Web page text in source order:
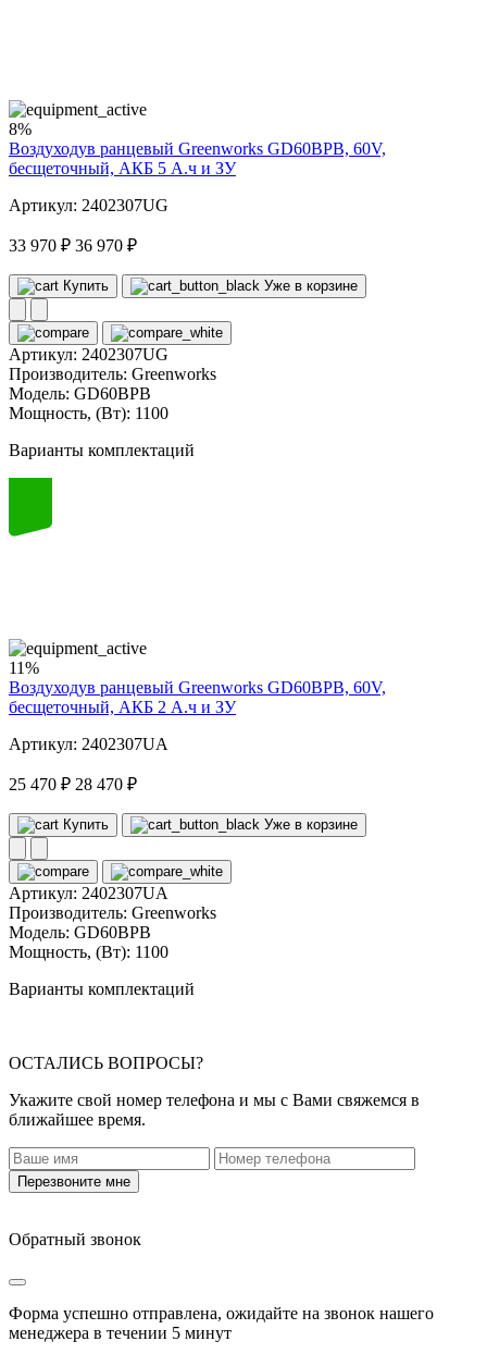
8%
Воздуходув ранцевый Greenworks GD60BPB, 60V,
бесщеточный, АКБ 5 А.ч и ЗУ
Артикул: 2402307UG
33 970 ₽ 36 970 ₽
Купить Уже в корзине
Артикул: 2402307UG
Производитель: Greenworks
Модель: GD60BPB
Мощность, (Вт): 1100
Варианты комплектаций
11%
Воздуходув ранцевый Greenworks GD60BPB, 60V,
бесщеточный, АКБ 2 А.ч и ЗУ
Артикул: 2402307UA
25 470 ₽ 28 470 ₽
Купить Уже в корзине
Артикул: 2402307UA
Производитель: Greenworks
Модель: GD60BPB
Мощность, (Вт): 1100
Варианты комплектаций
ОСТАЛИСЬ ВОПРОСЫ?
Укажите свой номер телефона и мы с Вами свяжемся в
ближайшее время.
Перезвоните мне
Обратный звонок
Форма успешно отправлена, ожидайте на звонок нашего
менеджера в течении 5 минут